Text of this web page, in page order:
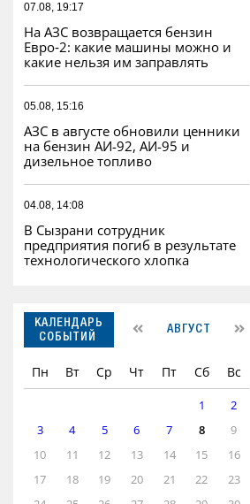
07.08, 19:17
На АЗС возвращается бензин
Евро‑2: какие машины можно и
какие нельзя им заправлять
05.08, 15:16
АЗС в августе обновили ценники
на бензин АИ-92, АИ-95 и
дизельное топливо
04.08, 14:08
В Сызрани сотрудник
предприятия погиб в результате
технологического хлопка
КАЛЕНДАРЬ
СОБЫТИЙ
АВГУСТ
Пн Вт Ср Чт Пт Сб Вс
1
2
3
4 5 6 7 8
9
10
11 12 13 14 15
16
17
18 19 20 21 22
23